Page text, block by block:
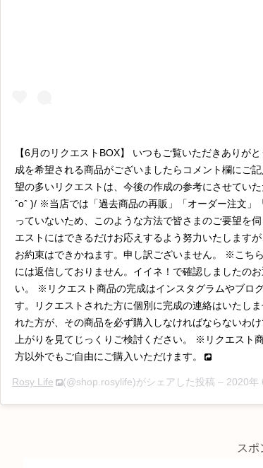
【6月のリクエストBOX】 いつもご覧いただきありが
成を希望される商品がございましたらコメント欄にご
望の多いリクエストは、今後の作成の参考にさせてい
ˆoˆ )/ ※当店では「過去商品の再販」「オーダー注文」
っていないため、このような方法で皆さまのご要望を
エストにはできるだけお応えするよう努力いたします
お約束はできかねます。申し訳ございません。 ※こち
には返信しておりません。イイネ！で確認しましたの
い。 ※リクエスト商品の完成はインスタグラムやブロ
す。リクエストされた方に個別に完成の連絡はいたし
れた方が、その商品を必ず購入しなければならないわ
上がりを見てじっくりご検討ください。 ※リクエスト
方以外でもご自由にご購入いただけます。
Rosy Life (@shop.rosylife)がシェアした投稿 – 2020年 6
スポ